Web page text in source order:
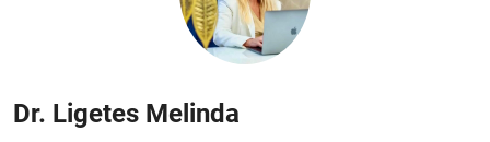
Dr. Ligetes Melinda